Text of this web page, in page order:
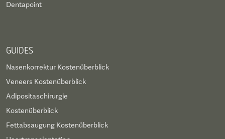
Dentapoint
GUIDES
Nasenkorrektur Kostenüberblick
Veneers Kostenüberblick
Adipositaschirurgie
Kostenüberblick
Fettabsaugung Kostenüberblick